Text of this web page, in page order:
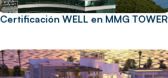
Certificación WELL en MMG TOWER